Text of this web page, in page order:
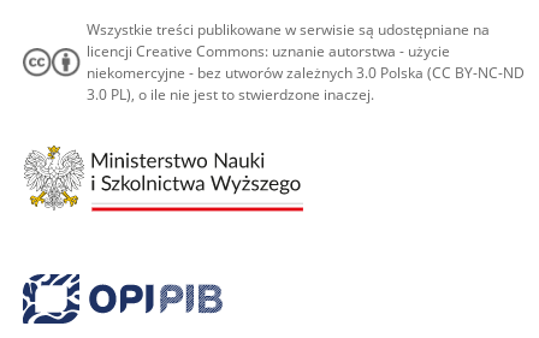
Wszystkie treści publikowane w serwisie są udostępniane na
licencji Creative Commons: uznanie autorstwa - użycie
niekomercyjne - bez utworów zależnych 3.0 Polska (CC BY-NC-ND
3.0 PL), o ile nie jest to stwierdzone inaczej.